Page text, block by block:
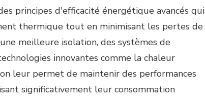
principes d'efficacité énergétique avancés qui
thermique tout en minimisant les pertes de
meilleure isolation, des systèmes de
innovantes comme la chaleur
leur permet de maintenir des performances
significativement leur consommation